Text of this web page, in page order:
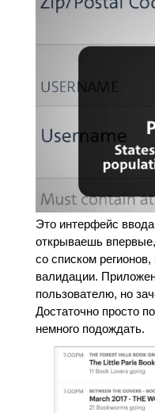
Это интерфейс
открываешь
со списком
валидации.
пользователю, но
Достаточно просто
немного подождать.